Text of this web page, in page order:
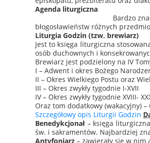
Agenda liturgiczna
Bardzo
błogosławieństw różnych
Liturgia Godzin (tzw. brewiarz)
Jest to księga liturgiczna
osób duchownych i
Brewiarz jest podzielony na IV
I – Adwent i okres Bożego
II – Okres Wielkiego Postu oraz
III – Okres zwykły tygodnie I-XVII
IV – Okres zwykły tygodnie XVIII-
Oraz tom dodatkowy (wakacyjny) –
Szczegółowy opis Liturgii Godzin
Benedykcjonał – księga
św. i sakramentów. Najbardziej
Antyfoniarz – zawierały się w nim